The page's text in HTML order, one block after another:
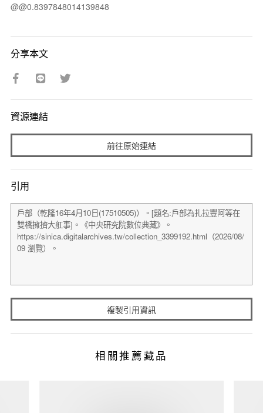
@@0.8397848014139848
分享本文
資源連結
前往原始連結
引用
複製引用資訊
相關推薦藏品